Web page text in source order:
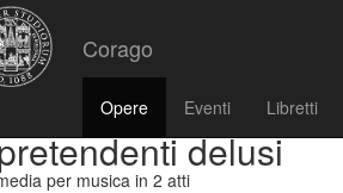
Corago
Opere Eventi Libretti
delusi
per musica in 2 atti